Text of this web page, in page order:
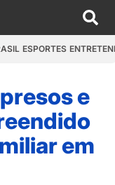
ESPORTES
e
em